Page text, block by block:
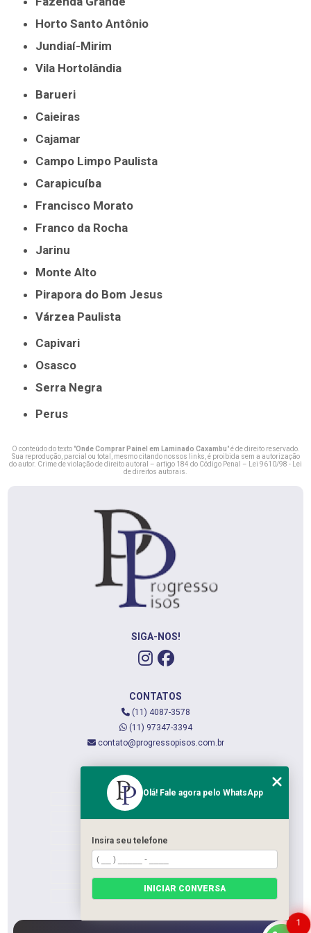
Horto Santo Antônio
Jundiaí-Mirim
Vila Hortolândia
Barueri
Caieiras
Cajamar
Campo Limpo Paulista
Carapicuíba
Francisco Morato
Franco da Rocha
Jarinu
Monte Alto
Pirapora do Bom Jesus
Várzea Paulista
Capivari
Osasco
Serra Negra
Perus
O conteúdo do texto "Onde Comprar Painel em Laminado Caxambu" é de direito reservado.
Sua reprodução, parcial ou total, mesmo citando nossos links, é proibida sem a autorização
do autor. Crime de violação de direito autoral – artigo 184 do Código Penal –
Lei 9610/98 - Lei
de direitos autorais
SIGA-NOS!
CONTATOS
(11) 4087-3578
(11) 97347-3394
contato@progressopisos.com.br
QUEM SOMOS
SERVIÇOS
CATEGORIAS
1
Olá! Fale agora pelo WhatsApp
Insira seu telefone
INICIAR CONVERSA